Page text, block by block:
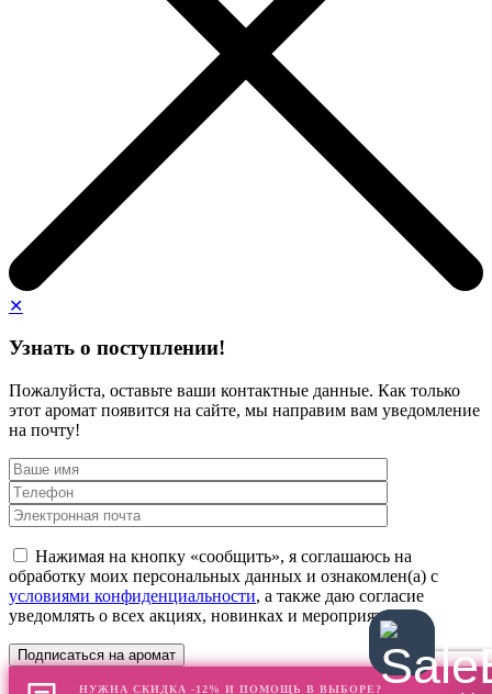
✕
Узнать о поступлении!
Пожалуйста, оставьте ваши контактные данные. Как только
этот аромат появится на сайте, мы направим вам уведомление
на почту!
Нажимая на кнопку «сообщить», я соглашаюсь на
обработку моих персональных данных и ознакомлен(а) с
условиями конфиденциальности, а также даю согласие
уведомлять о всех акциях, новинках и мероприятиях
НУЖНА СКИДКА -12% И ПОМОЩЬ В ВЫБОРЕ?